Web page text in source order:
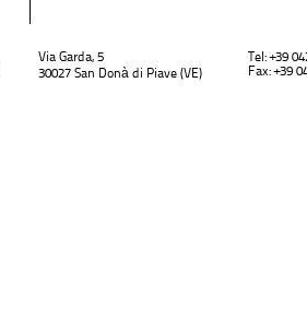
Via Garda, 5
30027 San Donà di Piave (VE)
Tel: +39
Fax: +39